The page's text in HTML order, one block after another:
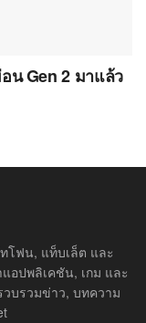
น Gen 2 มาแล้ว
โฟน, แท็บเล็ต และ
อปพลิเคชัน, เกม และ
บรวมข่าว, บทความ